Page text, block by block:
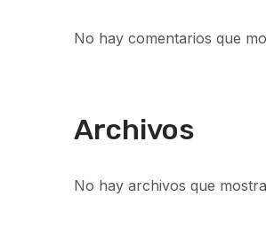
No hay comentarios que
Archivos
No hay archivos que